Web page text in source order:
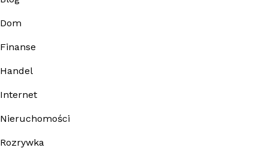
Dom
Finanse
Handel
Internet
Nieruchomości
Rozrywka